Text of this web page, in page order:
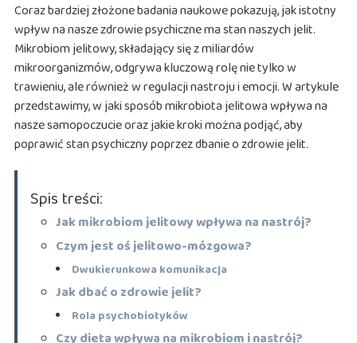
Coraz bardziej złożone badania naukowe pokazują, jak istotny
wpływ na nasze zdrowie psychiczne ma stan naszych jelit.
Mikrobiom jelitowy, składający się z miliardów
mikroorganizmów, odgrywa kluczową rolę nie tylko w
trawieniu, ale również w regulacji nastroju i emocji. W artykule
przedstawimy, w jaki sposób mikrobiota jelitowa wpływa na
nasze samopoczucie oraz jakie kroki można podjąć, aby
poprawić stan psychiczny poprzez dbanie o zdrowie jelit.
Spis treści:
Jak mikrobiom jelitowy wpływa na nastrój?
Czym jest oś jelitowo-mózgowa?
Dwukierunkowa komunikacja
Jak dbać o zdrowie jelit?
Rola psychobiotyków
Czy dieta wpływa na mikrobiom i nastrój?